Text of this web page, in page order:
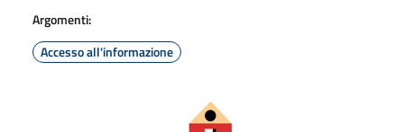
Argomenti:
Accesso all'informazione